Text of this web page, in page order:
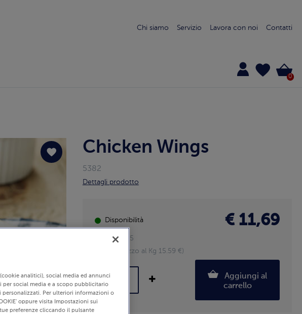
Chi siamo Servizio Lavora con noi Contatti
0
Chicken Wings
5382
Dettagli prodotto
Disponibilità € 11,69
Pezzi: 15-25
750 g (Prezzo al Kg 15.59 €)
Aggiungi al
carrello
analitici), social media ed annunci
social media e a scopo pubblicitario
Per ulteriori informazioni o
oppure visita Impostazioni sui
preferenze cliccando il pulsante